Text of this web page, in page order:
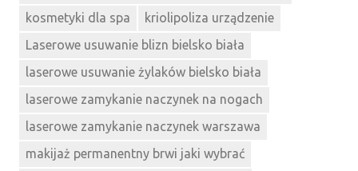
kosmetyki dla spa
kriolipoliza urządzenie
Laserowe usuwanie blizn bielsko biała
laserowe usuwanie żylaków bielsko biała
laserowe zamykanie naczynek na nogach
laserowe zamykanie naczynek warszawa
makijaż permanentny brwi jaki wybrać